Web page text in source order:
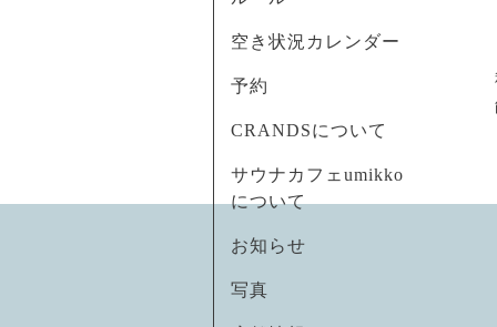
空き状況カレンダー
予約
CRANDSについて
サウナカフェumikko
について
お知らせ
写真